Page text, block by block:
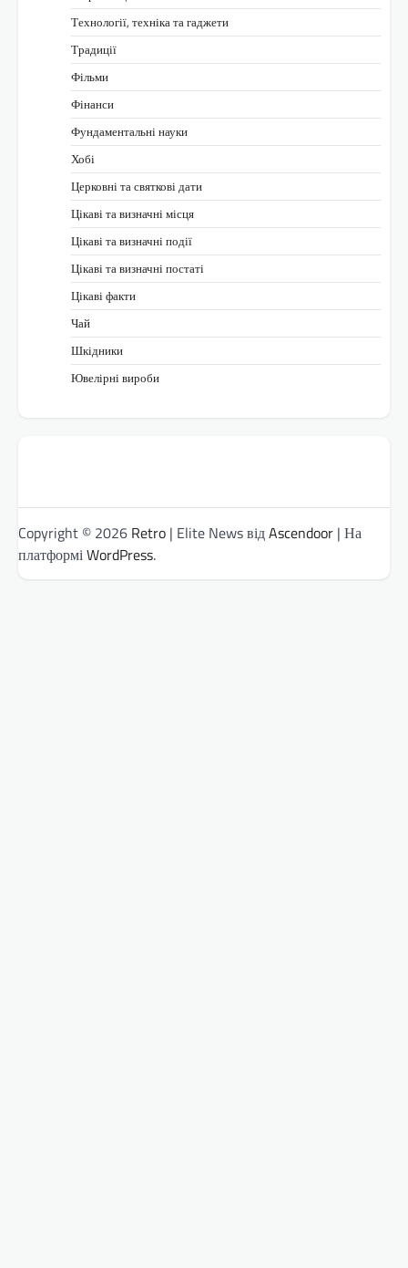
Технології, техніка та гаджети
Традиції
Фільми
Фінанси
Фундаментальні науки
Хобі
Церковні та святкові дати
Цікаві та визначні місця
Цікаві та визначні події
Цікаві та визначні постаті
Цікаві факти
Чай
Шкідники
Ювелірні вироби
Copyright © 2026 Retro | Elite News відAscendoor | На
платформіWordPress.